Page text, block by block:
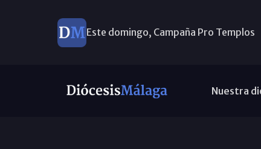
Este domingo, Campaña Pro Templos
Nuestra